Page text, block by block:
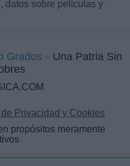
datos sobre películas y
Grados
Una Patria Sin
Privacidad y Cookies
propósitos meramente